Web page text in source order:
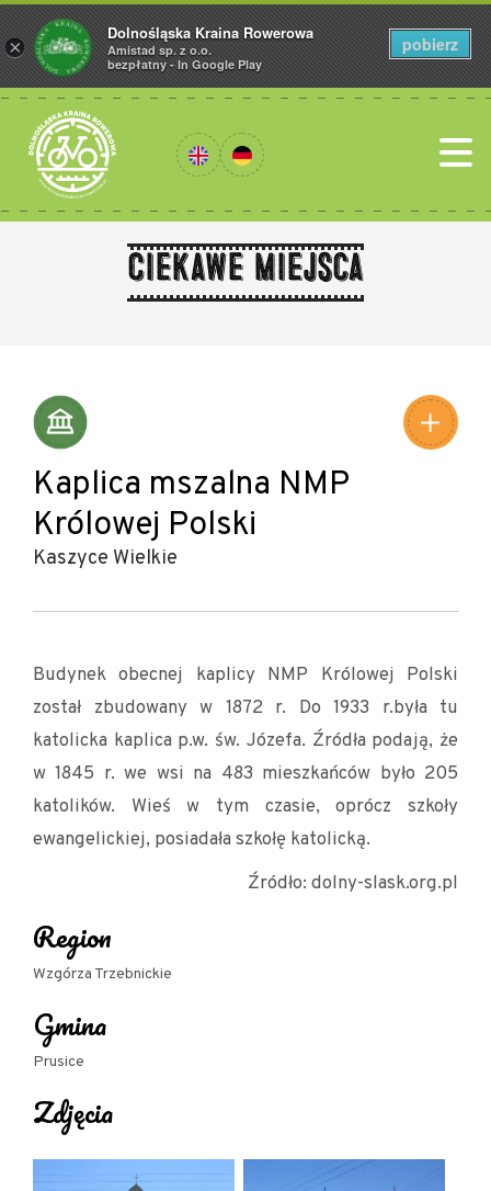
Ciekawe miejsca
Kaplica mszalna NMP
Królowej Polski
Kaszyce Wielkie
Budynek obecnej kaplicy NMP Królowej Polski
został zbudowany w 1872 r. Do 1933 r.była tu
katolicka kaplica p.w. św. Józefa. Źródła podają, że
w 1845 r. we wsi na 483 mieszkańców było 205
katolików. Wieś w tym czasie, oprócz szkoły
ewangelickiej, posiadała szkołę katolicką.
Źródło: dolny-slask.org.pl
Region
Wzgórza Trzebnickie
Gmina
Prusice
Zdjęcia
×
Dolnośląska Kraina Rowerowa
Amistad sp. z o.o.
bezpłatny - In Google Play
pobierz